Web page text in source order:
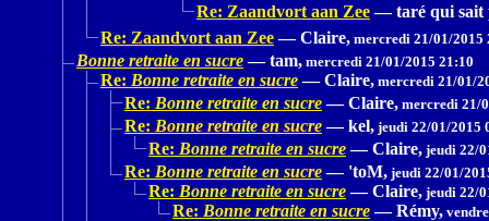
Re: Zaandvort aan Zee — taré qui sait
Re: Zaandvort aan Zee — Claire, mercredi 21/01/2015
Bonne retraite en sucre — tam, mercredi 21/01/2015 21:10
Re: Bonne retraite en sucre — Claire, mercredi 21/01/
Re: Bonne retraite en sucre — Claire, mercredi 21/
Re: Bonne retraite en sucre — kel, jeudi 22/01/2015
Re: Bonne retraite en sucre — Claire, jeudi 22/
Re: Bonne retraite en sucre — 'toM, jeudi 22/01/
Re: Bonne retraite en sucre — Claire, jeudi 22/
Re: Bonne retraite en sucre — Rémy,